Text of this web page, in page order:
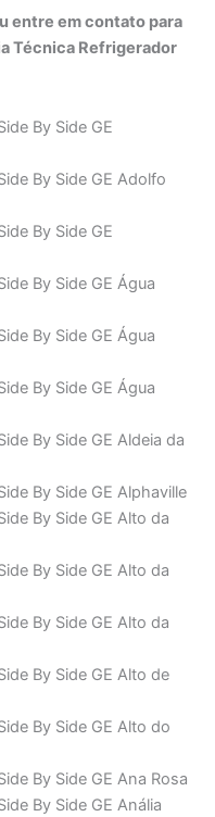
entre em contato para
Técnica Refrigerador
By Side GE
By Side GE Adolfo
By Side GE
By Side GE Água
By Side GE Água
By Side GE Água
By Side GE Aldeia da
By Side GE Alphaville
By Side GE Alto da
By Side GE Alto da
By Side GE Alto da
By Side GE Alto de
By Side GE Alto do
By Side GE Ana Rosa
By Side GE Anália